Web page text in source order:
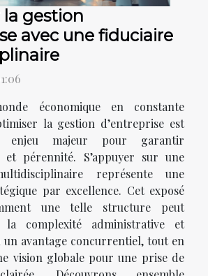
gestion
avec une fiduciaire
économique en constante
la gestion d’entreprise est
enjeu majeur pour garantir
et pérennité. S’appuyer sur une
représente une
par excellence. Cet exposé
une telle structure peut
la complexité administrative et
un avantage concurrentiel, tout en
vision globale pour une prise de